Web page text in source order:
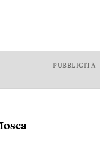
PUBBLICITÀ